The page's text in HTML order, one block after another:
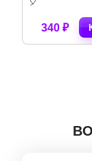
🎈
340 ₽